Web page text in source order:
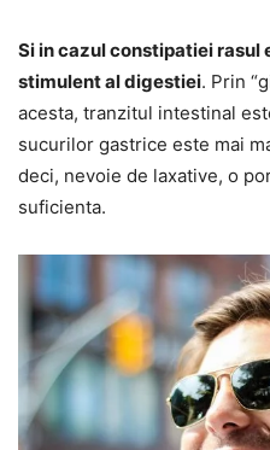
Si in cazul constipatiei rasul
stimulent al digestiei. Prin
acesta, tranzitul intestinal
sucurilor gastrice este mai
deci, nevoie de laxative, o
suficienta.